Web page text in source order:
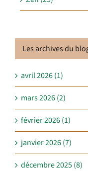
Les archives du
avril 2026 (1)
mars 2026 (2)
février 2026 (1)
janvier 2026 (7)
décembre 2025 (8)